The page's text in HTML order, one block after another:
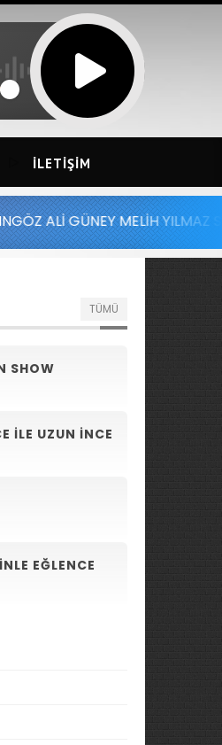
İLETIŞIM
MELİH YILMAZ SERDAR
TÜMÜ
SHOW
ILE UZUN İNCE
EĞLENCE